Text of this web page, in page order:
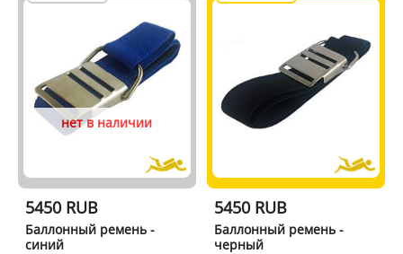
нет в наличии
5450 RUB
Баллонный ремень -
синий
5450 RUB
Баллонный ремень -
черный